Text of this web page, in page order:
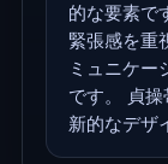
的な要素で
緊張感を重
ミュニケー
です。 貞
新的なデザ